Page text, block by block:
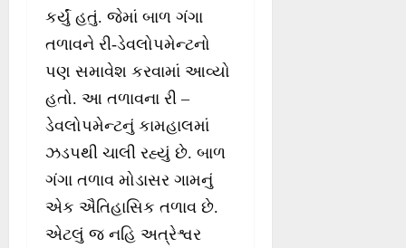
કર્યું હતું. જેમાં બાળ ગંગા
તળાવને રી-ડેવલોપમેન્ટનો
પણ સમાવેશ કરવામાં આવ્યો
હતો. આ તળાવના રી –
ડેવલોપમેન્ટનું કામહાલમાં
ઝડપથી ચાલી રહ્યું છે. બાળ
ગંગા તળાવ મોડાસર ગામનું
એક ઐતિહાસિક તળાવ છે.
એટલું જ નહિ અત્રેશ્વર